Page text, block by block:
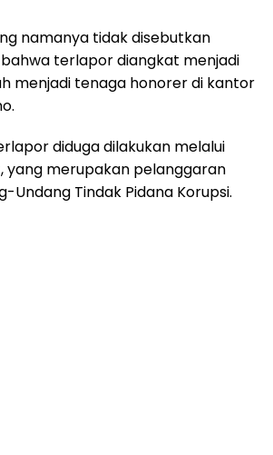
namanya tidak disebutkan
terlapor diangkat menjadi
menjadi tenaga honorer di kantor
diduga dilakukan melalui
yang merupakan pelanggaran
Undang Tindak Pidana Korupsi.